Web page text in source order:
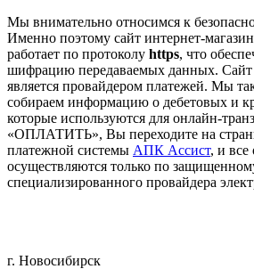
Мы внимательно относимся к
Именно поэтому сайт интернет-
работает по протоколу https, что
шифрацию передаваемых данных. Сайт
является провайдером платежей. Мы
собираем информацию о дебетовых и
которые используются для онлайн-
«ОПЛАТИТЬ», Вы переходите на
платежной системы АПК Ассист, и все
осуществляются только по
специализированного провайдера
г. Новосибирск